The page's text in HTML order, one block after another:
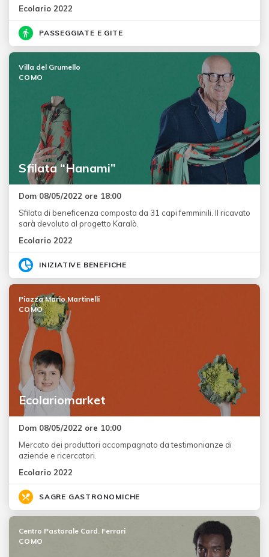
Ecolario 2022
PASSEGGIATE E GITE
Sfilata “Hanami”
Villa del Grumello
COMO
Dom 08/05/2022 ore 18:00
Sfilata di beneficenza composta da 31 capi femminili. Il ricavato
sarà devoluto al progetto Karalò.
Ecolario 2022
INIZIATIVE BENEFICHE
Ecolariomarket
Piazza Mario Martinelli
COMO
Dom 08/05/2022 ore 10:00
Mercato dei produttori accompagnato da testimonianze di
aziende e ricercatori.
Ecolario 2022
SAGRE GASTRONOMICHE
Centro Pastorale Card. Ferrari
COMO